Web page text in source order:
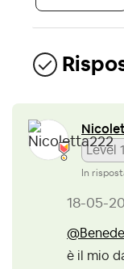
Level
In
‎18-05-
è il mio